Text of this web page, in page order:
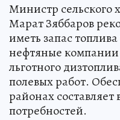
Министр сельского
Марат Зяббаров
иметь запас
нефтяные компании
льготного
полевых работ.
районах составляет
потребностей.